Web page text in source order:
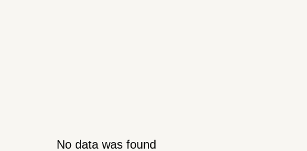
No data was found